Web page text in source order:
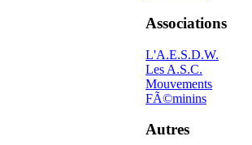
Associations
L'A.E.S.D.W.
Les A.S.C.
Mouvements
FÃ©minins
Autres